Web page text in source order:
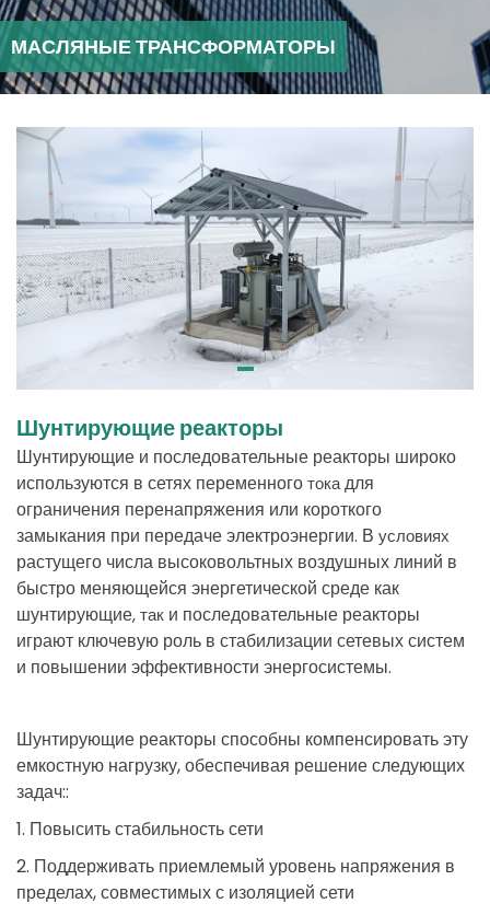
МАСЛЯНЫЕ ТРАНСФОРМАТОРЫ
Шунтирующие реакторы
Шунтирующие и последовательные реакторы широко
используются в сетях переменноготокадля
ограничения перенапряжения или короткого
замыкания при передачеэлектроэнергии. В условиях
растущего числа высоковольтных воздушныхлиний в
быстро меняющейся энергетической среде как
шунтирующие, так и последовательные реакторы
играют ключевую роль в стабилизации сетевыхсистем
и повышении эффективности энергосистемы.
Шунтирующие реакторы способны компенсировать эту
емкостную нагрузку, обеспечивая решение следующих
задач::
1. Повысить стабильность сети
2. Поддерживать приемлемый уровень напряжения в
пределах, совместимых с изоляцией сети